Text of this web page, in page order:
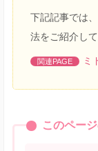
下記記事では
法をご紹介し
ミ
このペー